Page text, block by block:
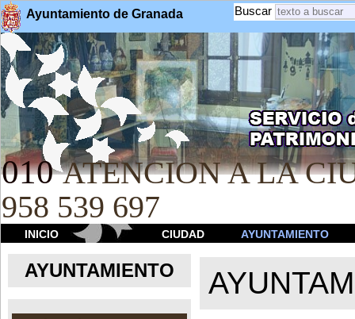
Ayuntamiento de Granada Buscar
010 ATENCION A LA
958 539 697
INICIO CIUDAD AYUNTAMIENTO
AYUNTAMIENTO